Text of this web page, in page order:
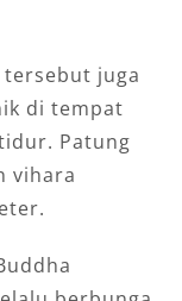
juga
di tempat
Patung
vihara